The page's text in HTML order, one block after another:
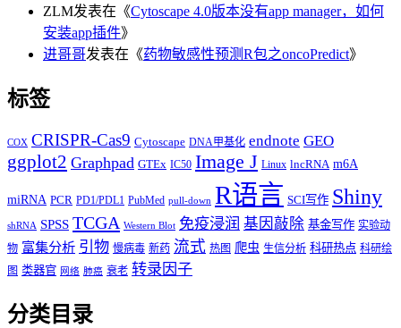
ZLM发表在《Cytoscape 4.0版本没有app manager，如何
安装app插件》
进哥哥发表在《药物敏感性预测R包之oncoPredict》
标签
COX CRISPR-Cas9 Cytoscape DNA甲基化 endnote GEO
ggplot2 Graphpad GTEx IC50 Image J Linux lncRNA m6A
miRNA PCR PD1/PDL1 PubMed pull-down R语言 SCI写作 Shiny
shRNA SPSS TCGA Western Blot 免疫浸润 基因敲除 基金写作 实验动
物 富集分析 引物 慢病毒 新药 流式 热图 爬虫 生信分析 科研热点 科研绘
图 类器官 网络 肺癌 衰老 转录因子
分类目录